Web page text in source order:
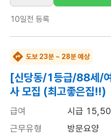
10일전 등록
도보 23분 ~ 28분 예상
[신당동/1등급/88세/
사 모집 (최고좋은집!!)
급여
시급
근무유형
방문요양